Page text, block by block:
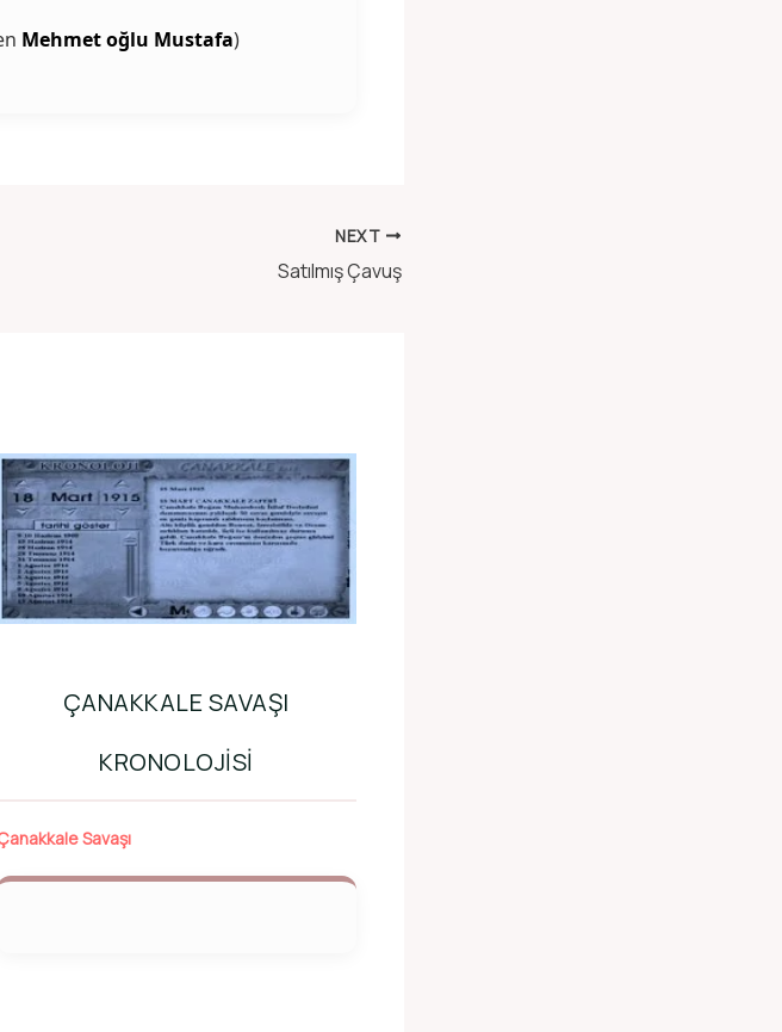
Mehmet oğlu Mustafa)
NEXT
Satılmış Çavuş
ÇANAKKALE SAVAŞI
KRONOLOJISI
Savaşı